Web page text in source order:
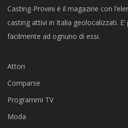
Casting-Provini è il magazine con
casting attivi in Italia geolocalizzati.
facilmente ad ognuno di essi.
Attori
Comparse
Programmi TV
Moda